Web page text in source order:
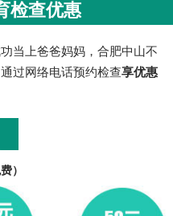
检查优惠
当上爸爸妈妈，合肥中山不
过网络电话预约检查享优惠
）